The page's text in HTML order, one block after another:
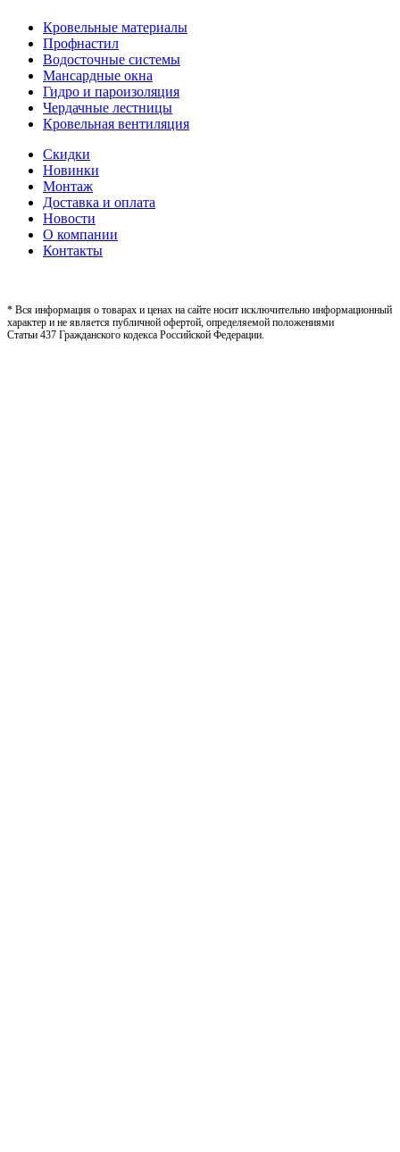
Кровельные материалы
Профнастил
Водосточные системы
Мансардные окна
Гидро и пароизоляция
Чердачные лестницы
Кровельная вентиляция
Скидки
Новинки
Монтаж
Доставка и оплата
Новости
О компании
Контакты
* Вся информация о товарах и ценах на сайте носит исключительно информационный
характер и не является публичной офертой, определяемой положениями
Статьи 437 Гражданского кодекса Российской Федерации.